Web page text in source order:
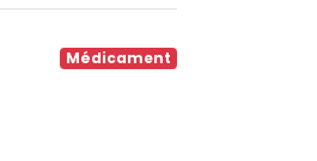
Médicament